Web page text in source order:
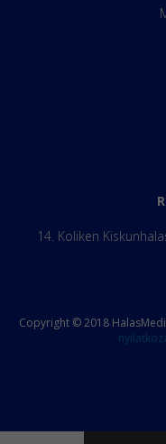
14. Koliken
Copyright © 2018